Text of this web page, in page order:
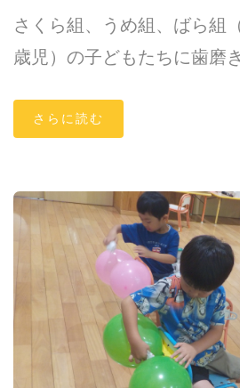
さくら組、うめ組、ばら組
歳児）の子どもたちに歯磨
さらに読む